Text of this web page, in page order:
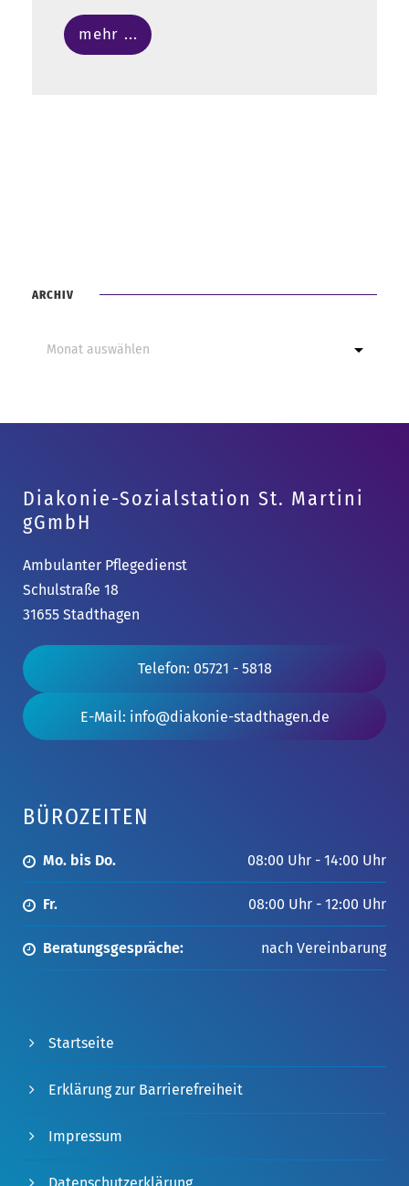
mehr ...
ARCHIV
Diakonie-Sozialstation St. Martini
gGmbH
Ambulanter Pflegedienst
Schulstraße 18
31655 Stadthagen
Telefon: 05721 - 5818
E-Mail: info@diakonie-stadthagen.de
BÜROZEITEN
Mo. bis Do. 08:00 Uhr - 14:00 Uhr
Fr. 08:00 Uhr - 12:00 Uhr
Beratungsgespräche: nach Vereinbarung
Startseite
Erklärung zur Barrierefreiheit
Impressum